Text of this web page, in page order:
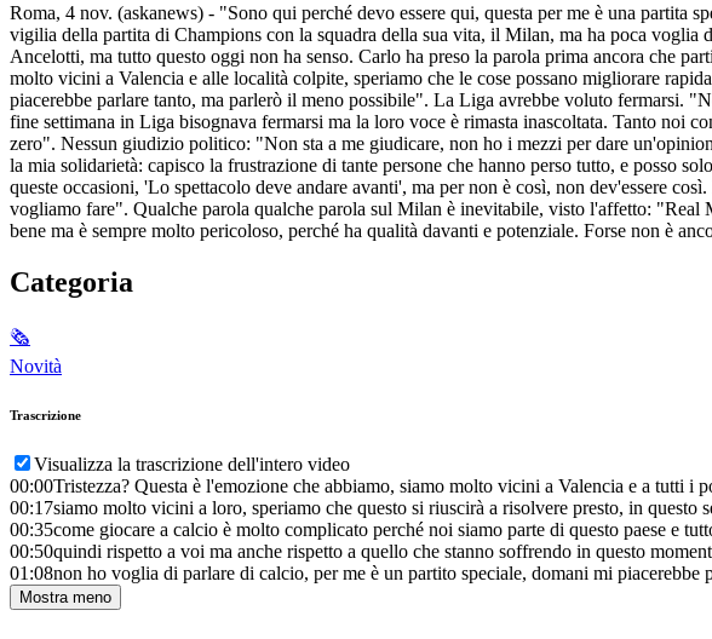
Roma, 4 nov. (askanews) - "Sono qui perché devo essere qui, questa per me è una partita
vigilia della partita di Champions con la squadra della sua vita, il Milan, ma ha poca
Ancelotti, ma tutto questo oggi non ha senso. Carlo ha preso la parola prima ancora che
molto vicini a Valencia e alle località colpite, speriamo che le cose possano migliorare
piacerebbe parlare tanto, ma parlerò il meno possibile". La Liga avrebbe voluto fermarsi.
fine settimana in Liga bisognava fermarsi ma la loro voce è rimasta inascoltata. Tanto noi
zero". Nessun giudizio politico: "Non sta a me giudicare, non ho i mezzi per dare
la mia solidarietà: capisco la frustrazione di tante persone che hanno perso tutto, e posso
queste occasioni, 'Lo spettacolo deve andare avanti', ma per non è così, non dev'essere
vogliamo fare". Qualche parola qualche parola sul Milan è inevitabile, visto l'affetto:
bene ma è sempre molto pericoloso, perché ha qualità davanti e potenziale. Forse non è
Categoria
🗞
Novità
Trascrizione
Visualizza la trascrizione dell'intero video
00:00Tristezza? Questa è l'emozione che abbiamo, siamo molto vicini a Valencia e a tutti i
00:17siamo molto vicini a loro, speriamo che questo si riuscirà a risolvere presto, in
00:35come giocare a calcio è molto complicato perché noi siamo parte di questo paese e
00:50quindi rispetto a voi ma anche rispetto a quello che stanno soffrendo in questo
01:08non ho voglia di parlare di calcio, per me è un partito speciale, domani mi
Mostra meno